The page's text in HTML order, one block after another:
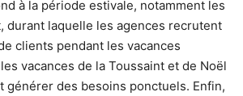
à la période estivale, notamment les
durant laquelle les agences recrutent
clients pendant les vacances
vacances de la Toussaint et de Noël
générer des besoins ponctuels. Enfin,